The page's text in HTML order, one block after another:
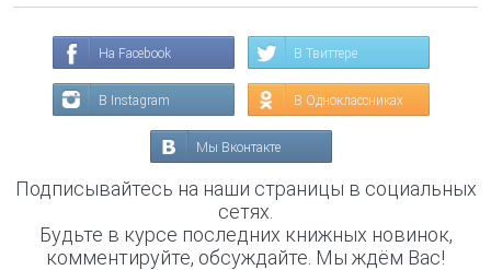
На Facebook В Твиттере
В Instagram В Одноклассниках
Мы Вконтакте
Подписывайтесь на наши страницы в социальных
сетях.
Будьте в курсе последних книжных новинок,
комментируйте, обсуждайте. Мы ждём Вас!